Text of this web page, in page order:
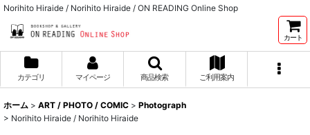
Norihito Hiraide / Norihito Hiraide / ON READING Online Shop
カート
カテゴリ マイページ 商品検索 ご利用案内
ホーム > ART / PHOTO / COMIC > Photograph
> Norihito Hiraide / Norihito Hiraide